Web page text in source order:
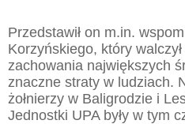
Przedstawił on m.in.
Korzyńskiego, który
zachowania największych
znaczne straty w ludziach.
żołnierzy w Baligrodzie i
Jednostki UPA były w tym